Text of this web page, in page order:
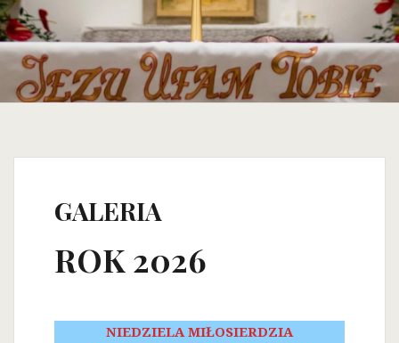
GALERIA
ROK 2026
NIEDZIELA MIŁOSIERDZIA